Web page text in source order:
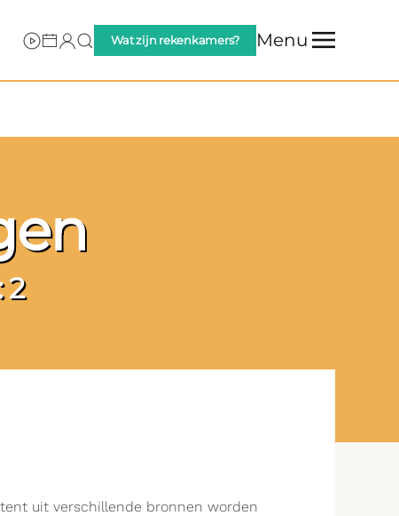
Wat zijn rekenkamers? Menu
2
uit verschillende bronnen worden